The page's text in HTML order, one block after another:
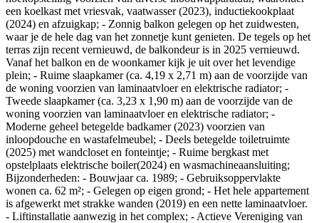
een koelkast met vriesvak, vaatwasser (2023), inductiekookplaat
(2024) en afzuigkap; - Zonnig balkon gelegen op het zuidwesten,
waar je de hele dag van het zonnetje kunt genieten. De tegels op het
terras zijn recent vernieuwd, de balkondeur is in 2025 vernieuwd.
Vanaf het balkon en de woonkamer kijk je uit over het levendige
plein; - Ruime slaapkamer (ca. 4,19 x 2,71 m) aan de voorzijde van
de woning voorzien van laminaatvloer en elektrische radiator; -
Tweede slaapkamer (ca. 3,23 x 1,90 m) aan de voorzijde van de
woning voorzien van laminaatvloer en elektrische radiator; -
Moderne geheel betegelde badkamer (2023) voorzien van
inloopdouche en wastafelmeubel; - Deels betegelde toiletruimte
(2025) met wandcloset en fonteintje; - Ruime bergkast met
opstelplaats elektrische boiler(2024) en wasmachineaansluiting;
Bijzonderheden: - Bouwjaar ca. 1989; - Gebruiksoppervlakte
wonen ca. 62 m²; - Gelegen op eigen grond; - Het hele appartement
is afgewerkt met strakke wanden (2019) en een nette laminaatvloer.
- Liftinstallatie aanwezig in het complex; - Actieve Vereniging van